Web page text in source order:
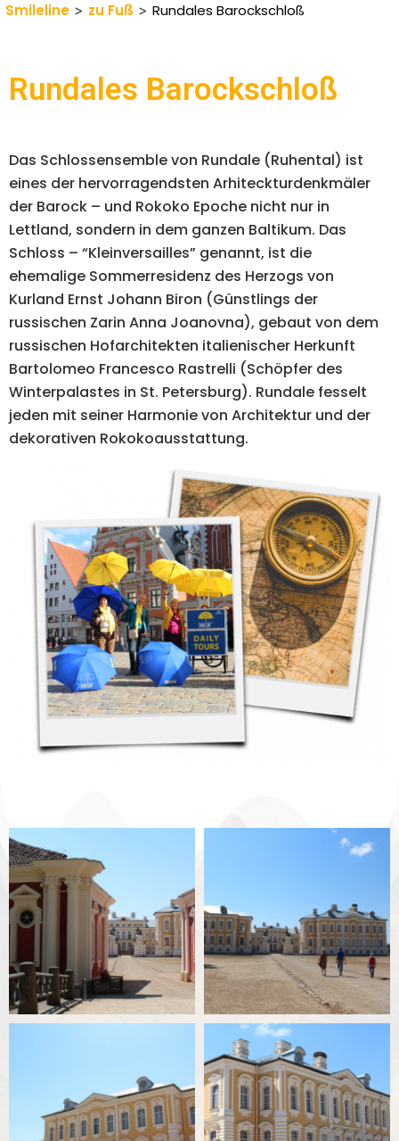
Smileline > zu Fuß > Rundales Barockschloß
Rundales Barockschloß
Das Schlossensemble von Rundale (Ruhental) ist
eines der hervorragendsten Arhiteckturdenkmäler
der Barock – und Rokoko Epoche nicht nur in
Lettland, sondern in dem ganzen Baltikum. Das
Schloss – “Kleinversailles” genannt, ist die
ehemalige Sommerresidenz des Herzogs von
Kurland Ernst Johann Biron (Günstlings der
russischen Zarin Anna Joanovna), gebaut von dem
russischen Hofarchitekten italienischer Herkunft
Bartolomeo Francesco Rastrelli (Schöpfer des
Winterpalastes in St. Petersburg). Rundale fesselt
jeden mit seiner Harmonie von Architektur und der
dekorativen Rokokoausstattung.